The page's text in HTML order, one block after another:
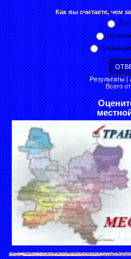
Как вы считаете, чем
Всё
Результаты |
Всего